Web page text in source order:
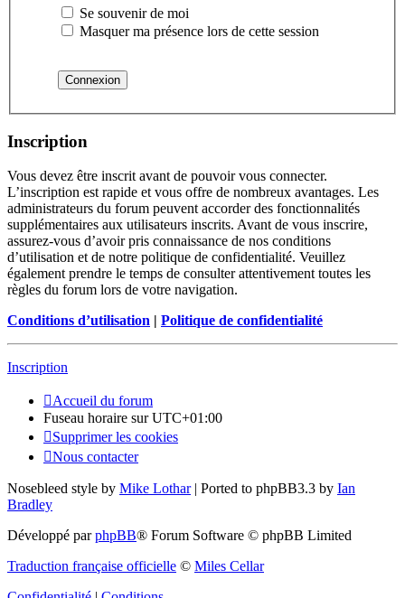
Se souvenir de moi
Masquer ma présence lors de cette session
Inscription
Vous devez être inscrit avant de pouvoir vous connecter.
L’inscription est rapide et vous offre de nombreux avantages. Les
administrateurs du forum peuvent accorder des fonctionnalités
supplémentaires aux utilisateurs inscrits. Avant de vous inscrire,
assurez-vous d’avoir pris connaissance de nos conditions
d’utilisation et de notre politique de confidentialité. Veuillez
également prendre le temps de consulter attentivement toutes les
règles du forum lors de votre navigation.
Conditions d’utilisation | Politique de confidentialité
Inscription
Accueil du forum
Fuseau horaire surUTC+01:00
Supprimer les cookies
Nous contacter
Nosebleed style by Mike Lothar| Ported to phpBB3.3 by Ian
Bradley
Développé parphpBB® Forum Software © phpBB Limited
Traduction française officielle © Miles Cellar